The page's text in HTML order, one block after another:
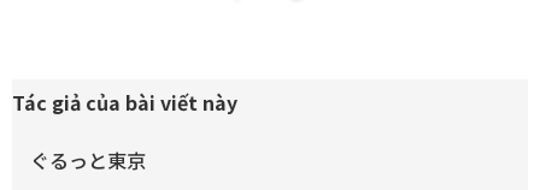
Tác giả của bài viết này
ぐるっと東京